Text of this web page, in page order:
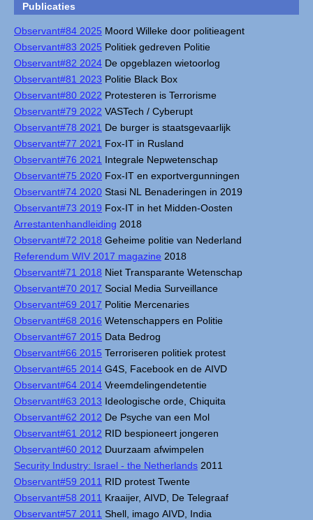
Publicaties
Observant#84 2025 Moord Willeke door politieagent
Observant#83 2025 Politiek gedreven Politie
Observant#82 2024 De opgeblazen wietoorlog
Observant#81 2023 Politie Black Box
Observant#80 2022 Protesteren is Terrorisme
Observant#79 2022 VASTech / Cyberupt
Observant#78 2021 De burger is staatsgevaarlijk
Observant#77 2021 Fox-IT in Rusland
Observant#76 2021 Integrale Nepwetenschap
Observant#75 2020 Fox-IT en exportvergunningen
Observant#74 2020 Stasi NL Benaderingen in 2019
Observant#73 2019 Fox-IT in het Midden-Oosten
Arrestantenhandleiding 2018
Observant#72 2018 Geheime politie van Nederland
Referendum WIV 2017 magazine 2018
Observant#71 2018 Niet Transparante Wetenschap
Observant#70 2017 Social Media Surveillance
Observant#69 2017 Politie Mercenaries
Observant#68 2016 Wetenschappers en Politie
Observant#67 2015 Data Bedrog
Observant#66 2015 Terroriseren politiek protest
Observant#65 2014 G4S, Facebook en de AIVD
Observant#64 2014 Vreemdelingendetentie
Observant#63 2013 Ideologische orde, Chiquita
Observant#62 2012 De Psyche van een Mol
Observant#61 2012 RID bespioneert jongeren
Observant#60 2012 Duurzaam afwimpelen
Security Industry: Israel - the Netherlands 2011
Observant#59 2011 RID protest Twente
Observant#58 2011 Kraaijer, AIVD, De Telegraaf
Observant#57 2011 Shell, imago AIVD, India